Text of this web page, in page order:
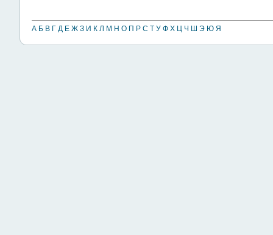
А Б В Г Д Е Ж З И К Л М Н О П Р С Т У Ф Х Ц Ч Ш Э Ю Я